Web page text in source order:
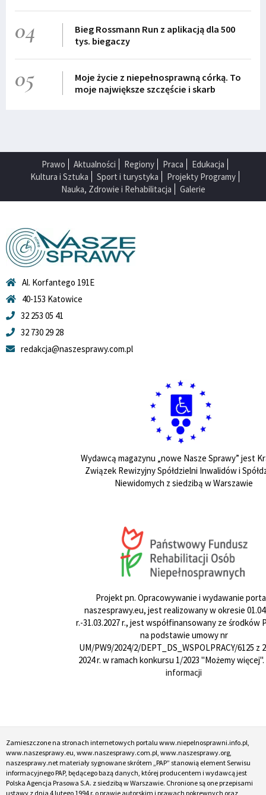
04
Bieg Rossmann Run z aplikacją dla 500
tys. biegaczy
05
Moje życie z niepełnosprawną córką. To
moje największe szczęście i skarb
Prawo Aktualności Regiony Praca
Edukacja
Kultura i Sztuka
Sport i turystyka
Projekty Programy
Nauka, Zdrowie i Rehabilitacja
Galerie
Al. Korfantego 191E
40-153 Katowice
32 253 05 41
32 730 29 28
redakcja@naszesprawy.com.pl
Wydawcą magazynu „nowe Nasze Sprawy” jest
Związek Rewizyjny Spółdzielni Inwalidów i
Niewidomych z siedzibą w Warszawie
Projekt pn. Opracowywanie i wydawanie
naszesprawy.eu, jest realizowany w okresie
r.-31.03.2027 r., jest współfinansowany ze środków
na podstawie umowy nr
UM/PW9/2024/2/DEPT_DS_WSPOLPRACY/6125 z
2024 r. w ramach konkursu 1/2023 "Możemy więcej".
informacji
Zamieszczone na stronach internetowych portalu www.niepelnosprawni.info.pl,
www.naszesprawy.eu, www.naszesprawy.com.pl, www.naszesprawy.org,
naszesprawy.net materiały sygnowane skrótem „PAP” stanowią element Serwisu
informacyjnego PAP, będącego bazą danych, której producentem i wydawcą jest
Polska Agencja Prasowa S.A. z siedzibą w Warszawie. Chronione są one przepisami
ustawy z dnia 4 lutego 1994 r. o prawie autorskim i prawach pokrewnych oraz